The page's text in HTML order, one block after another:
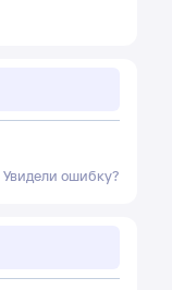
Увидели ошибку?